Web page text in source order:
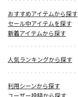
おすすめアイテムから探す
セール中アイテムを探す
新着アイテムから探す
人気ランキングから探す
利用シーンから探す
ユーザー投稿から探す